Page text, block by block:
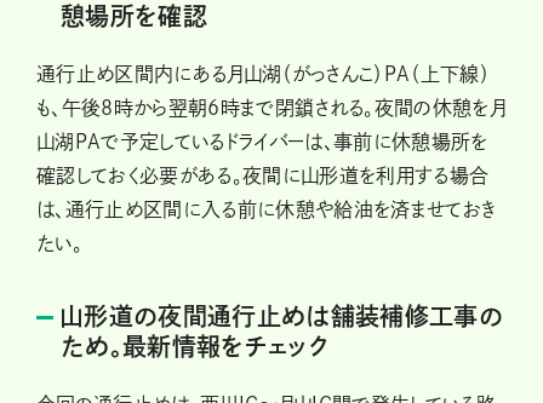
憩場所を確認
通行止め区間内にある月山湖（がっさんこ）PA（上下線）
も、午後8時から翌朝6時まで閉鎖される。夜間の休憩を月
山湖PAで予定しているドライバーは、事前に休憩場所を
確認しておく必要がある。夜間に山形道を利用する場合
は、通行止め区間に入る前に休憩や給油を済ませておき
たい。
山形道の夜間通行止めは舗装補修工事の
ため。最新情報をチェック